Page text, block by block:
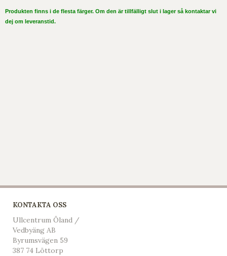
Produkten finns i de flesta färger. Om den är tillfälligt slut i lager så kontaktar vi
dej om leveranstid.
KONTAKTA OSS
Ullcentrum Öland /
Vedbyäng AB
Byrumsvägen 59
387 74 Löttorp